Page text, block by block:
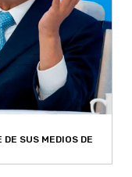
DE SUS MEDIOS DE